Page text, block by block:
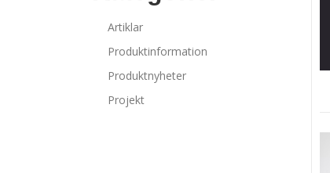
Artiklar
Produktinformation
Produktnyheter
Projekt